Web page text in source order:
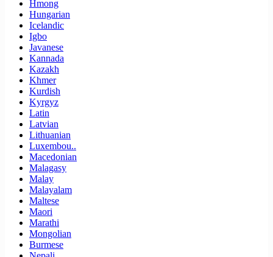
Hmong
Hungarian
Icelandic
Igbo
Javanese
Kannada
Kazakh
Khmer
Kurdish
Kyrgyz
Latin
Latvian
Lithuanian
Luxembou..
Macedonian
Malagasy
Malay
Malayalam
Maltese
Maori
Marathi
Mongolian
Burmese